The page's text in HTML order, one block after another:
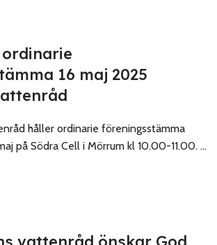
16 maj 2025
håller ordinarie föreningsstämma
på Södra Cell i Mörrum kl 10.00-11.00. ...